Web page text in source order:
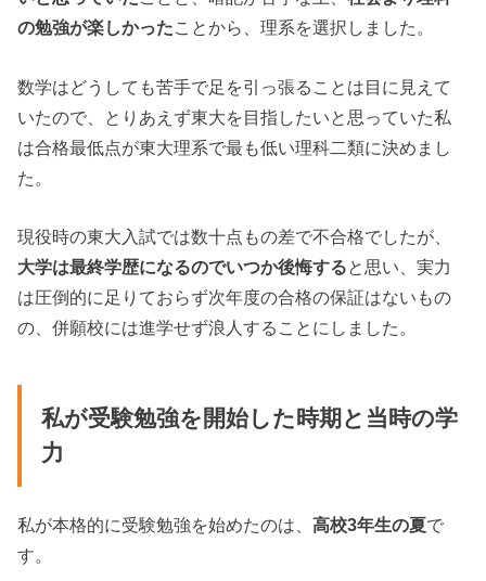
の勉強が楽しかったことから、理系を選択しました。
数学はどうしても苦手で足を引っ張ることは目に見えて
いたので、とりあえず東大を目指したいと思っていた私
は合格最低点が東大理系で最も低い理科二類に決めまし
た。
現役時の東大入試では数十点もの差で不合格でしたが、
大学は最終学歴になるのでいつか後悔すると思い、実力
は圧倒的に足りておらず次年度の合格の保証はないもの
の、併願校には進学せず浪人することにしました。
私が受験勉強を開始した時期と当時の学
力
私が本格的に受験勉強を始めたのは、高校3年生の夏で
す。